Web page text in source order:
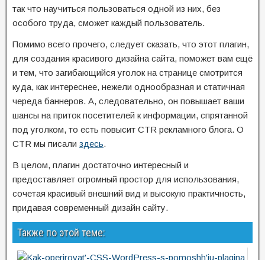
так что научиться пользоваться одной из них, без
особого труда, сможет каждый пользователь.
Помимо всего прочего, следует сказать, что этот плагин,
для создания красивого дизайна сайта, поможет вам ещё
и тем, что загибающийся уголок на странице смотрится
куда, как интереснее, нежели однообразная и статичная
череда баннеров. А, следовательно, он повышает ваши
шансы на приток посетителей к информации, спрятанной
под уголком, то есть повысит CTR рекламного блога. О
CTR мы писали здесь.
В целом, плагин достаточно интересный и
предоставляет огромный простор для использования,
сочетая красивый внешний вид и высокую практичность,
придавая современный дизайн сайту.
Также по этой теме: